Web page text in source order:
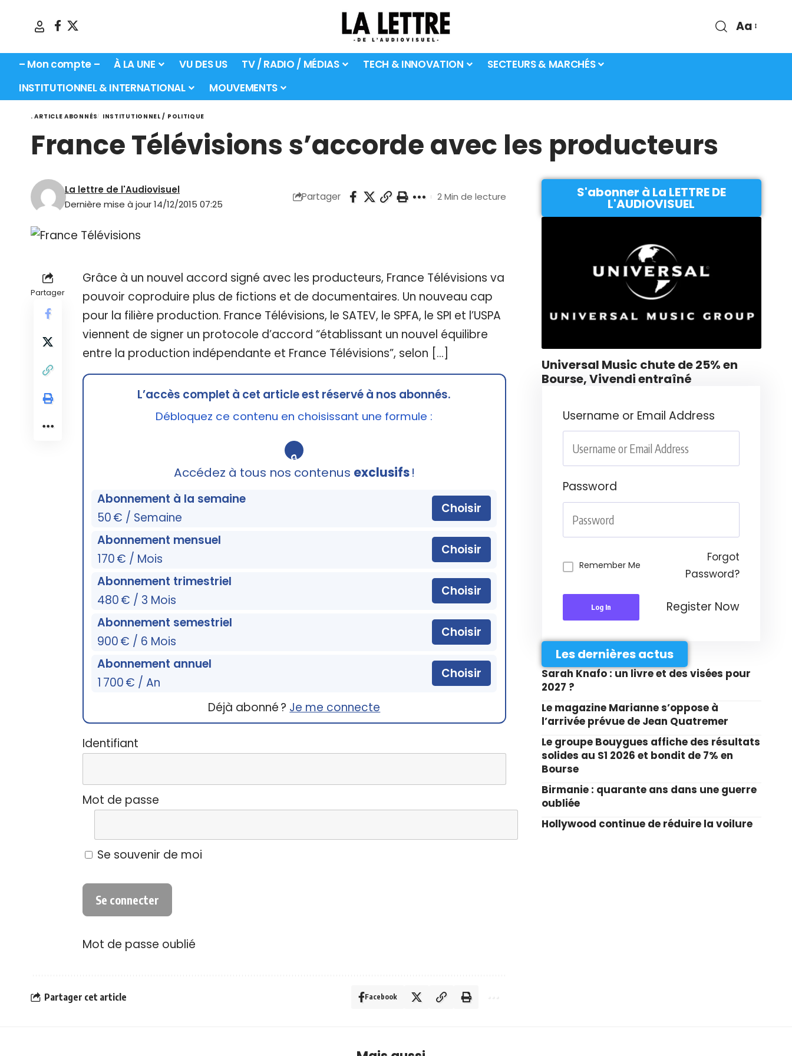
Aa
– Mon compte – À LA UNE VU DES US TV / RADIO / MÉDIAS TECH & INNOVATION
SECTEURS & MARCHÉS
INSTITUTIONNEL & INTERNATIONAL
MOUVEMENTS
. ARTICLE ABONNÉS INSTITUTIONNEL / POLITIQUE
France Télévisions s’accorde avec les producteurs
Dernière mise à jour 14/12/2015 07:25
La lettre de l'Audiovisuel
Partager 2 Min de lecture
Partager
Grâce à un nouvel accord signé avec les producteurs, France Télévisions va
pouvoir coproduire plus de fictions et de documentaires. Un nouveau cap
pour la filière production. France Télévisions, le SATEV, le SPFA, le SPI et l’USPA
viennent de signer un protocole d’accord “établissant un nouvel équilibre
entre la production indépendante et France Télévisions”, selon […]
L’accès complet à cet article est réservé à nos abonnés.
Débloquez ce contenu en choisissant une formule :
🔒
Accédez à tous nos contenus exclusifs!
Abonnement à la semaine
50 € / Semaine
Choisir
Abonnement mensuel
170 € / Mois
Choisir
Abonnement trimestriel
480 € / 3 Mois
Choisir
Abonnement semestriel
900 € / 6 Mois
Choisir
Abonnement annuel
1 700 € / An
Choisir
Déjà abonné ? Je me connecte
Identifiant
Mot de passe
Se souvenir de moi
Mot de passe oublié
Partager cet article Facebook
S'abonner à La LETTRE DE
L'AUDIOVISUEL
Universal Music chute de 25% en
Bourse, Vivendi entraîné
Username or Email Address
Password
Remember Me
Forgot
Password?
Log In Register Now
Les dernières actus
Sarah Knafo : un livre et des visées pour
2027 ?
Le magazine Marianne s’oppose à
l’arrivée prévue de Jean Quatremer
Le groupe Bouygues affiche des résultats
solides au S1 2026 et bondit de 7% en
Bourse
Birmanie : quarante ans dans une guerre
oubliée
Hollywood continue de réduire la voilure